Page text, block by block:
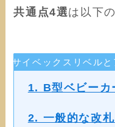
共通点4選は以下
サイベックスリベル
1. B型ベビーカ
2. 一般的な改